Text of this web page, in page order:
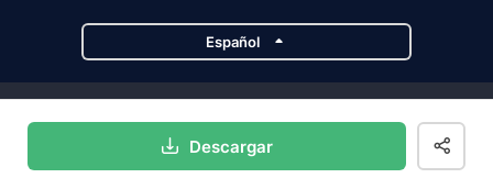
Descargar
Español
Magnific Flaticon